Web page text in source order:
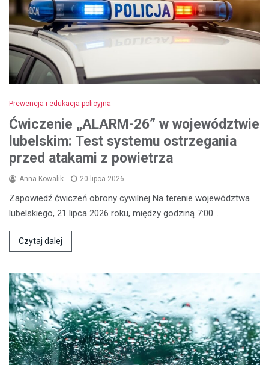
Prewencja i edukacja policyjna
Ćwiczenie „ALARM-26” w województwie
lubelskim: Test systemu ostrzegania
przed atakami z powietrza
Anna Kowalik 20 lipca 2026
Zapowiedź ćwiczeń obrony cywilnej Na terenie województwa
lubelskiego, 21 lipca 2026 roku, między godziną 7:00…
Czytaj dalej